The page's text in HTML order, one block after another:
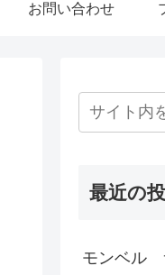
お問い合わせ
最近の
モンベル